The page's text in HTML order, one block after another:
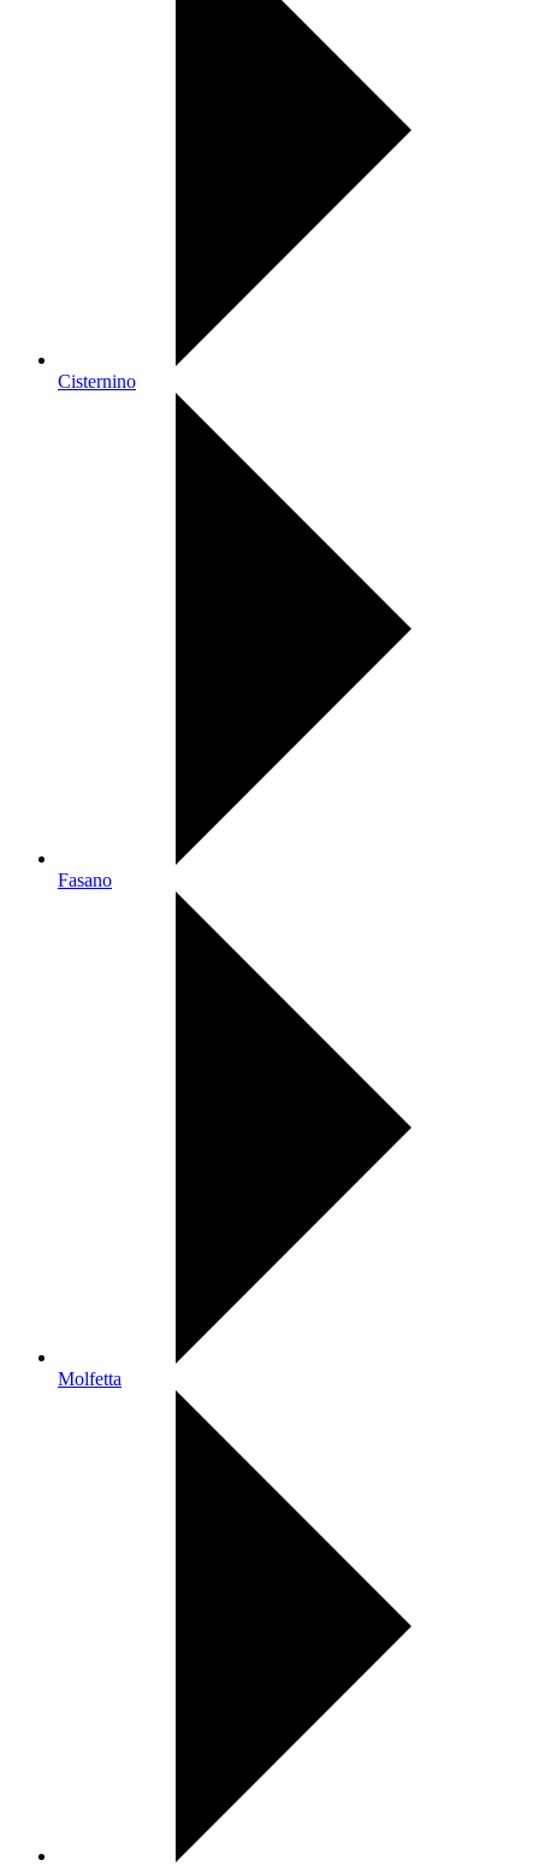
Cisternino
Fasano
Molfetta